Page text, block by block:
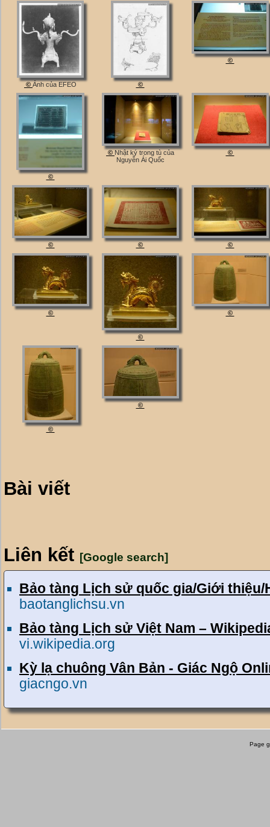
© Ảnh của EFEO ©
©
©
© Nhật ký trong tù của
Nguyễn Ái Quốc
©
© © ©
©
©
©
©
©
Bài viết
Liên kết [Google search]
Bảo tàng Lịch sử quốc gia/Giới
baotanglichsu.vn
Bảo tàng Lịch sử Việt Nam –
vi.wikipedia.org
Kỳ lạ chuông Vân Bản - Giác Ngộ
giacngo.vn
Page